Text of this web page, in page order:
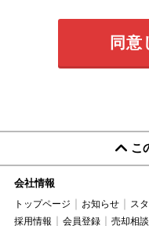
こ
会社情報
トップページ お知らせ ス
採用情報
会員登録 売却相談